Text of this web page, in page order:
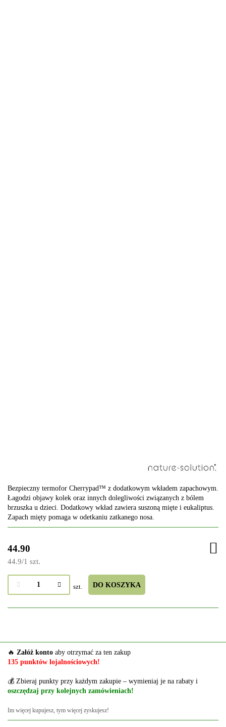
Bezpieczny termofor Cherrypad™ z dodatkowym wkładem zapachowym.
Łagodzi objawy kolek oraz innych dolegliwości związanych z bólem
brzuszka u dzieci. Dodatkowy wkład zawiera suszoną mięte i eukaliptus.
Zapach mięty pomaga w odetkaniu zatkanego nosa.
44.90
44.9/1 szt.
szt. DO KOSZYKA
🔥 Załóż konto aby otrzymać za ten zakup
135 punktów lojalnościowych!
💰 Zbieraj punkty przy każdym zakupie – wymieniaj je na rabaty i
oszczędzaj przy kolejnych zamówieniach!
Im więcej kupujesz, tym więcej zyskujesz!